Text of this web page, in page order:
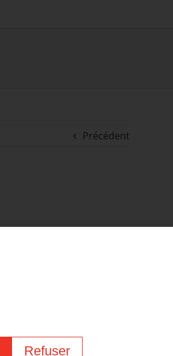
Précédent
Refuser